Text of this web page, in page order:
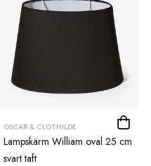
OSCAR & CLOTHILDE
Lampskärm William oval 25 cm
svart taft